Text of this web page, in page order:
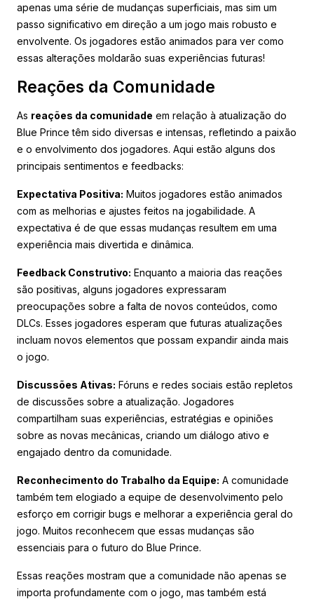
apenas uma série de mudanças superficiais, mas sim um
passo significativo em direção a um jogo mais robusto e
envolvente. Os jogadores estão animados para ver como
essas alterações moldarão suas experiências futuras!
Reações da Comunidade
As reações da comunidade em relação à atualização do
Blue Prince têm sido diversas e intensas, refletindo a paixão
e o envolvimento dos jogadores. Aqui estão alguns dos
principais sentimentos e feedbacks:
Expectativa Positiva: Muitos jogadores estão animados
com as melhorias e ajustes feitos na jogabilidade. A
expectativa é de que essas mudanças resultem em uma
experiência mais divertida e dinâmica.
Feedback Construtivo: Enquanto a maioria das reações
são positivas, alguns jogadores expressaram
preocupações sobre a falta de novos conteúdos, como
DLCs. Esses jogadores esperam que futuras atualizações
incluam novos elementos que possam expandir ainda mais
o jogo.
Discussões Ativas: Fóruns e redes sociais estão repletos
de discussões sobre a atualização. Jogadores
compartilham suas experiências, estratégias e opiniões
sobre as novas mecânicas, criando um diálogo ativo e
engajado dentro da comunidade.
Reconhecimento do Trabalho da Equipe: A comunidade
também tem elogiado a equipe de desenvolvimento pelo
esforço em corrigir bugs e melhorar a experiência geral do
jogo. Muitos reconhecem que essas mudanças são
essenciais para o futuro do Blue Prince.
Essas reações mostram que a comunidade não apenas se
importa profundamente com o jogo, mas também está